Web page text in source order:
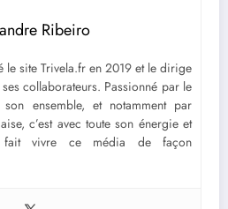
Ribeiro
le site Trivela.fr en 2019 et le dirige
collaborateurs. Passionné par le
ensemble, et notamment par
c’est avec toute son énergie et
fait vivre ce média de façon